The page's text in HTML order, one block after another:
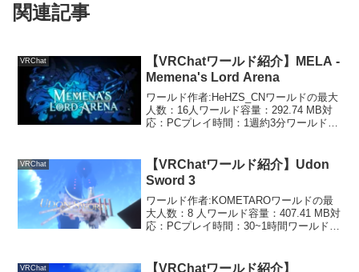
関連記事
VRChat
【VRChatワールド紹介】MELA -
Memena's Lord Arena
ワールド作者:HeHZS_CNワールドの最大
人数：16人ワールド容量：292.74 MB対
応：PCプレイ時間：1週約3分ワールドの
PvEゲームワールドです。プレイヤー
は...
VRChat
【VRChatワールド紹介】Udon
Sword 3
ワールド作者:KOMETAROワールドの最
大人数：8 人ワールド容量：407.41 MB対
応：PCプレイ時間：30~1時間ワールドの
ゲームワールドです。最初に言語を...
VRChat
【VRChatワールド紹介】